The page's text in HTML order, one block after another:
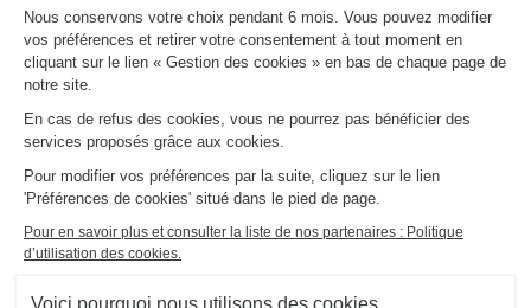
Nous conservons votre choix pendant 6 mois. Vous pouvez modifier
vos préférences et retirer votre consentement à tout moment en
cliquant sur le lien « Gestion des cookies » en bas de chaque page de
notre site.
En cas de refus des cookies, vous ne pourrez pas bénéficier des
services proposés grâce aux cookies.
Pour modifier vos préférences par la suite, cliquez sur le lien
'Préférences de cookies' situé dans le pied de page.
Pour en savoir plus et consulter la liste de nos partenaires : Politique
d’utilisation des cookies.
Voici pourquoi nous utilisons des cookies.
À PROPOS
Actualités du groupe
Ouvrir un magasin
Schmidt dans le monde
Nos magasins en France